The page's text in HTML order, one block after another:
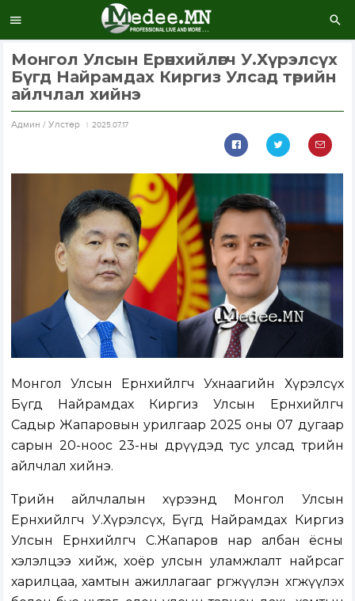
Монгол Улсын Ерөнхийлөгч У.Хүрэлсүх
Бүгд Найрамдах Киргиз Улсад төрийн
айлчлал хийнэ
Aдмин / Улстөр 2025.07.17
Монгол Улсын Ерөнхийлөгч Ухнаагийн Хүрэлсүх
Бүгд Найрамдах Киргиз Улсын Ерөнхийлөгч
Садыр Жапаровын урилгаар 2025 оны 07 дугаар
сарын 20-ноос 23-ны өдрүүдэд тус улсад төрийн
айлчлал хийнэ.
Төрийн айлчлалын хүрээнд Монгол Улсын
Ерөнхийлөгч У.Хүрэлсүх, Бүгд Найрамдах Киргиз
Улсын Ерөнхийлөгч С.Жапаров нар албан ёсны
хэлэлцээ хийж, хоёр улсын уламжлалт найрсаг
харилцаа, хамтын ажиллагааг өргөжүүлэн хөгжүүлэх